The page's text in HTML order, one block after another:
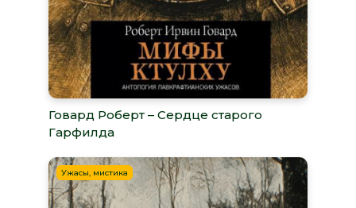
Говард Роберт – Сердце старого
Гарфилда
Ужасы, мистика